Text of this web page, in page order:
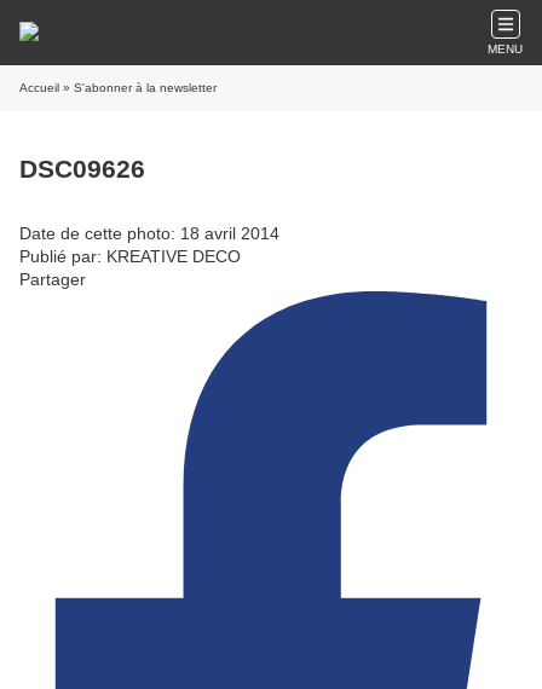
MENU
Accueil » S'abonner à la newsletter
DSC09626
Date de cette photo: 18 avril 2014
Publié par: KREATIVE DECO
Partager